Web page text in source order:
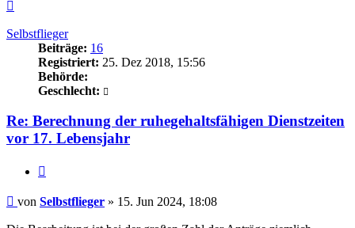
Selbstflieger
Beiträge: 16
Registriert: 25. Dez 2018, 15:56
Behörde:
Geschlecht:
Re: Berechnung der ruhegehaltsfähigen Dienstzeiten
vor 17. Lebensjahr
Beitrag
von Selbstflieger » 15. Jun 2024, 18:08